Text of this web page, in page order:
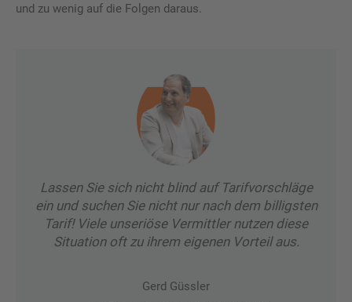
und zu wenig auf die Folgen daraus.
Lassen Sie sich nicht blind auf Tarifvorschläge
ein und suchen Sie nicht nur nach dem billigsten
Tarif! Viele unseriöse Vermittler nutzen diese
Situation oft zu ihrem eigenen Vorteil aus.
Gerd Güssler